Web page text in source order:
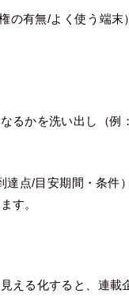
の有無/よく使う端
るかを洗い出し（
点/目安期間・条件
す。
える化すると、連載